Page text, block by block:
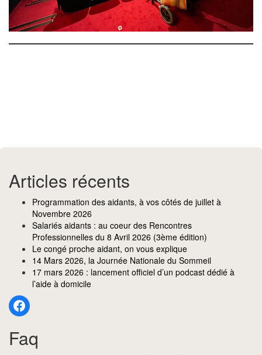
Articles récents
Programmation des aidants, à vos côtés de juillet à
Novembre 2026
Salariés aidants : au coeur des Rencontres
Professionnelles du 8 Avril 2026 (3ème édition)
Le congé proche aidant, on vous explique
14 Mars 2026, la Journée Nationale du Sommeil
17 mars 2026 : lancement officiel d’un podcast dédié à
l’aide à domicile
Faq